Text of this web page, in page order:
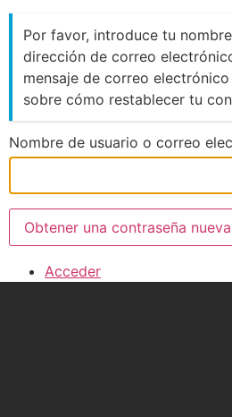
Por favor, introduce tu
dirección de correo
mensaje de correo
sobre cómo restablecer tu
Nombre de usuario o correo
Obtener una contraseña nueva
Acceder